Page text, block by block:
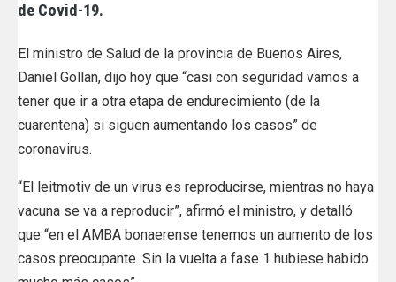
de Covid-19.
El ministro de Salud de la provincia de Buenos Aires,
Daniel Gollan, dijo hoy que “casi con seguridad vamos a
tener que ir a otra etapa de endurecimiento (de la
cuarentena) si siguen aumentando los casos” de
coronavirus.
“El leitmotiv de un virus es reproducirse, mientras no haya
vacuna se va a reproducir”, afirmó el ministro, y detalló
que “en el AMBA bonaerense tenemos un aumento de los
casos preocupante. Sin la vuelta a fase 1 hubiese habido